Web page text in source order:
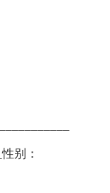
别：